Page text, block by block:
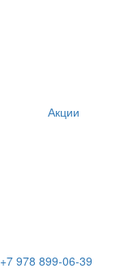
Акции
+7 978 899-06-39